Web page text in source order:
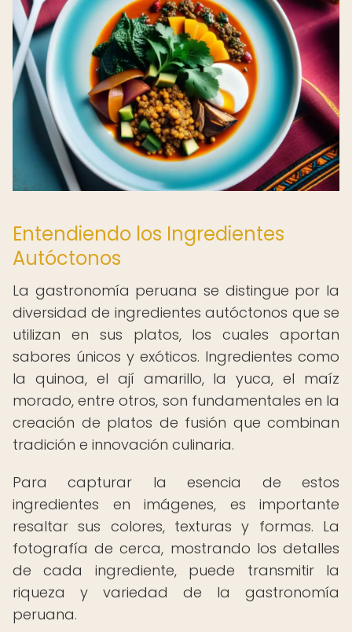
Entendiendo los Ingredientes
Autóctonos
La gastronomía peruana se distingue por la
diversidad de ingredientes autóctonos que se
utilizan en sus platos, los cuales aportan
sabores únicos y exóticos. Ingredientes como
la quinoa, el ají amarillo, la yuca, el maíz
morado, entre otros, son fundamentales en la
creación de platos de fusión que combinan
tradición e innovación culinaria.
Para capturar la esencia de estos
ingredientes en imágenes, es importante
resaltar sus colores, texturas y formas. La
fotografía de cerca, mostrando los detalles
de cada ingrediente, puede transmitir la
riqueza y variedad de la gastronomía
peruana.